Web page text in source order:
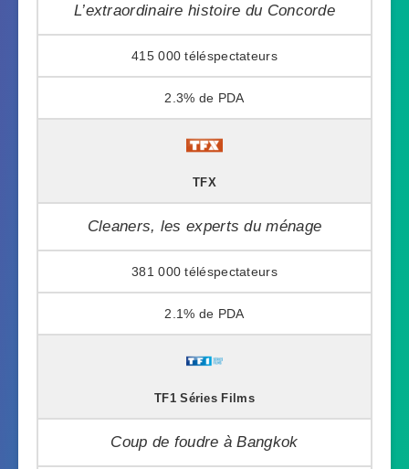
L’extraordinaire histoire du Concorde
415 000
2.3%
TFX
Cleaners, les experts du ménage
381 000
2.1%
TF1 Séries Films
Coup de foudre à Bangkok